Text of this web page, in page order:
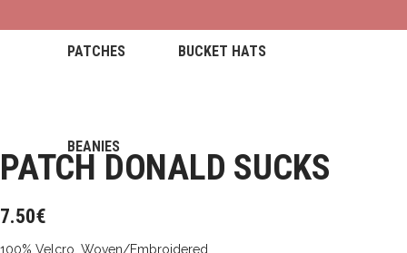
PATCHES BUCKET HATS
BEANIES
PATCH DONALD SUCKS
7.50€
100% Velcro, Woven/Embroidered